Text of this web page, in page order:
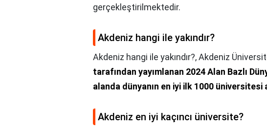
gerçekleştirilmektedir.
Akdeniz hangi ile yakındır?
Akdeniz hangi ile yakındır?,Akdeniz
tarafından yayımlanan 2024 Alan Bazlı
alanda dünyanın en iyi ilk 1000 üniversitesi
Akdeniz en iyi kaçıncı üniversite?